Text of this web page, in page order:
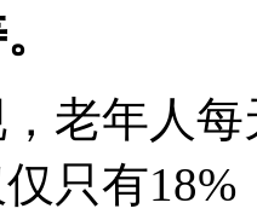
老年人
仅只有